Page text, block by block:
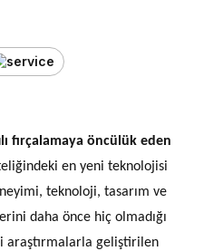
fırçalamaya öncülük eden
en yeni teknolojisi
teknoloji, tasarım ve
daha önce hiç olmadığı
araştırmalarla geliştirilen